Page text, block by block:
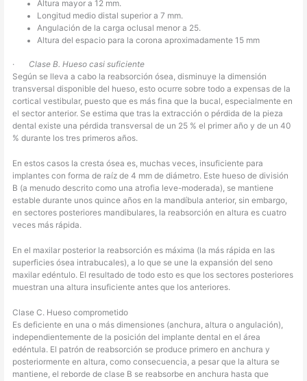
Altura mayor a 12 mm.
Longitud medio distal superior a 7 mm.
Angulación de la carga oclusal menor a 25.
Altura del espacio para la corona aproximadamente 15 mm
· Clase B. Hueso casi suficiente
Según se lleva a cabo la reabsorción ósea, disminuye la dimensión
transversal disponible del hueso, esto ocurre sobre todo a expensas de la
cortical vestibular, puesto que es más fina que la bucal, especialmente en
el sector anterior. Se estima que tras la extracción o pérdida de la pieza
dental existe una pérdida transversal de un 25 % el primer año y de un 40
% durante los tres primeros años.
En estos casos la cresta ósea es, muchas veces, insuficiente para
implantes con forma de raíz de 4 mm de diámetro. Este hueso de división
B (a menudo descrito como una atrofia leve-moderada), se mantiene
estable durante unos quince años en la mandíbula anterior, sin embargo,
en sectores posteriores mandibulares, la reabsorción en altura es cuatro
veces más rápida.
En el maxilar posterior la reabsorción es máxima (la más rápida en las
superficies ósea intrabucales), a lo que se une la expansión del seno
maxilar edéntulo. El resultado de todo esto es que los sectores posteriores
muestran una altura insuficiente antes que los anteriores.
Clase C. Hueso comprometido
Es deficiente en una o más dimensiones (anchura, altura o angulación),
independientemente de la posición del implante dental en el área
edéntula. El patrón de reabsorción se produce primero en anchura y
posteriormente en altura, como consecuencia, a pesar que la altura se
mantiene, el reborde de clase B se reabsorbe en anchura hasta que